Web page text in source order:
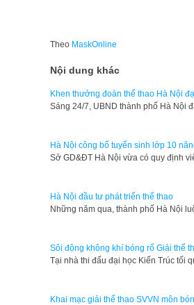
Theo MaskOnline
Nội dung khác
Khen thưởng đoàn thể thao Hà Nội
​Sáng 24/7, UBND thành phố Hà Nội
Hà Nội công bố tuyển sinh lớp 10
Sở GD&ĐT Hà Nội vừa có quy định
Hà Nội đầu tư phát triển thể thao
Những năm qua, thành phố Hà Nội
Sôi động không khí bóng rổ Giải thể
Tại nhà thi đấu đại học Kiến Trúc tối
Khai mạc giải thể thao SVVN môn